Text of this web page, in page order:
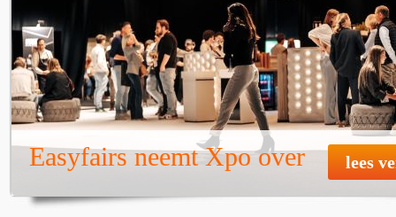
Easyfairs neemt Xpo over lees